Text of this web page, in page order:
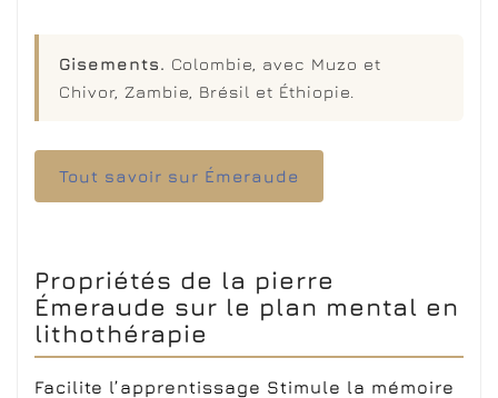
Gisements. Colombie, avec Muzo et
Chivor, Zambie, Brésil et Éthiopie.
Tout savoir sur Émeraude
Propriétés de la pierre
Émeraude sur le plan mental en
lithothérapie
Facilite l’apprentissage Stimule la mémoire